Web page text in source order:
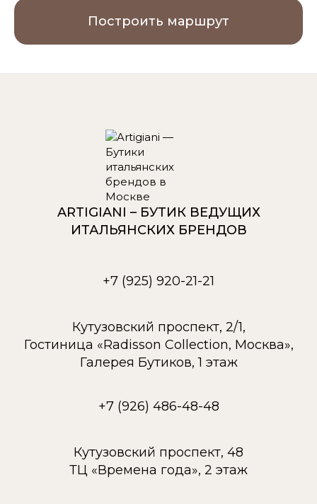
Построить маршрут
ARTIGIANI – БУТИК ВЕДУЩИХ
ИТАЛЬЯНСКИХ БРЕНДОВ
+7 (925) 920-21-21
Кутузовский проспект, 2/1,
Гостиница «Radisson Collection, Москва»,
Галерея Бутиков, 1 этаж
+7 (926) 486-48-48
Кутузовский проспект, 48
ТЦ «Времена года», 2 этаж